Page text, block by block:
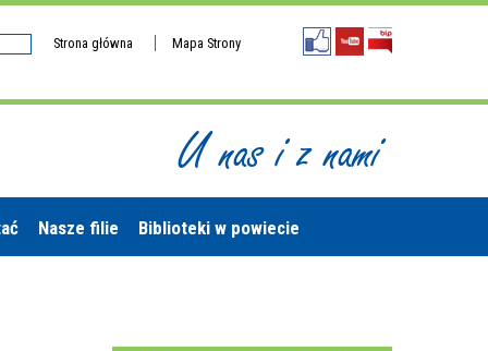
Strona główna Mapa Strony
U nas i z nami
Nasze filie Biblioteki w powiecie